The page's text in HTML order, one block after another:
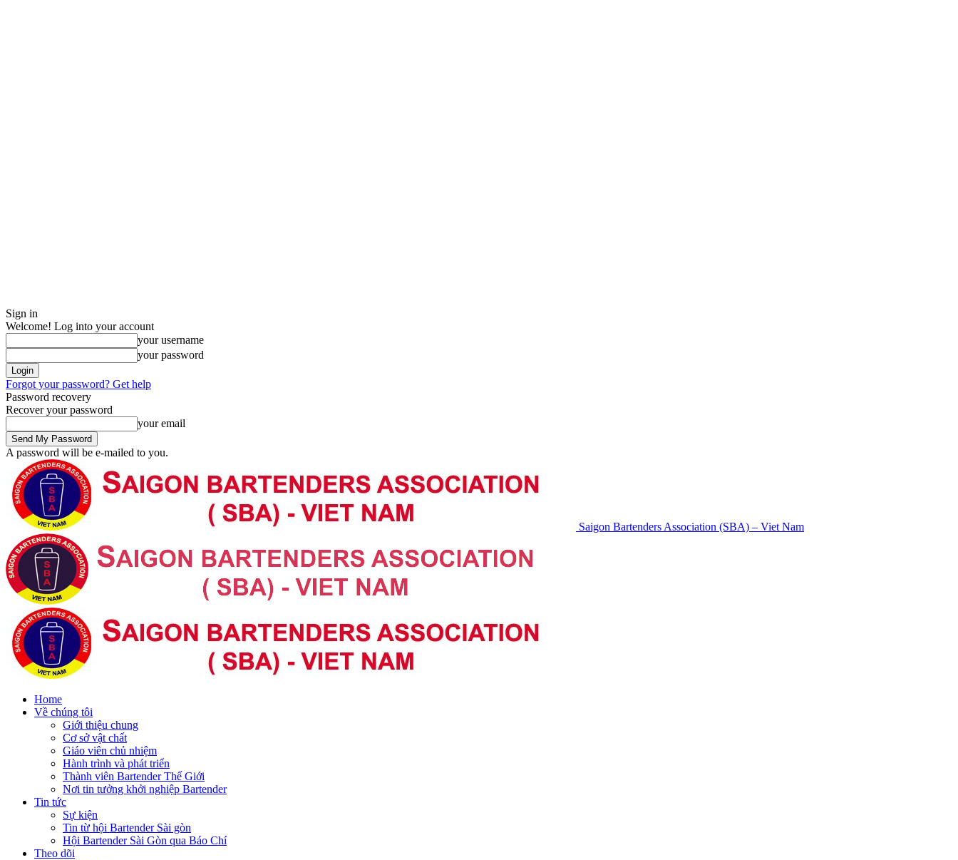
Sign in
Welcome! Log into your account
your username
your password
Forgot your password? Get help
Password recovery
Recover your password
your email
A password will be e-mailed to you.
Saigon Bartenders Association (SBA) – Viet Nam
Home
Về chúng tôi
Giới thiệu chung
Cơ sở vật chất
Giáo viên chủ nhiệm
Hành trình và phát triển
Thành viên Bartender Thế Giới
Nơi tin tưởng khởi nghiệp Bartender
Tin tức
Sự kiện
Tin từ hội Bartender Sài gòn
Hội Bartender Sài Gòn qua Báo Chí
Theo dõi